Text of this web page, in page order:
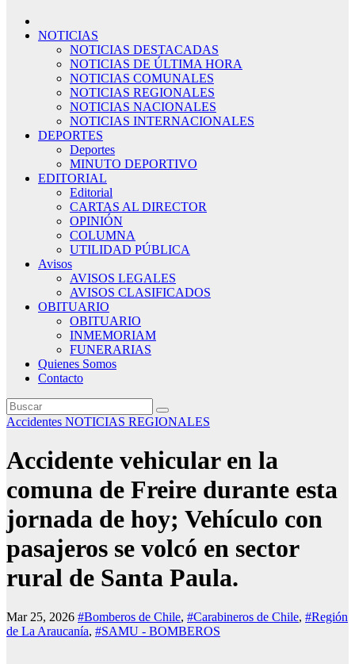
NOTICIAS
NOTICIAS DESTACADAS
NOTICIAS DE ÚLTIMA HORA
NOTICIAS COMUNALES
NOTICIAS REGIONALES
NOTICIAS NACIONALES
NOTICIAS INTERNACIONALES
DEPORTES
Deportes
MINUTO DEPORTIVO
EDITORIAL
Editorial
CARTAS AL DIRECTOR
OPINIÓN
COLUMNA
UTILIDAD PÚBLICA
Avisos
AVISOS LEGALES
AVISOS CLASIFICADOS
OBITUARIO
OBITUARIO
INMEMORIAM
FUNERARIAS
Quienes Somos
Contacto
Accidentes NOTICIAS REGIONALES
Accidente vehicular en la
comuna de Freire durante esta
jornada de hoy; Vehículo con
pasajeros se volcó en sector
rural de Santa Paula.
Mar 25, 2026 #Bomberos de Chile, #Carabineros de Chile, #Región
de La Araucanía, #SAMU - BOMBEROS